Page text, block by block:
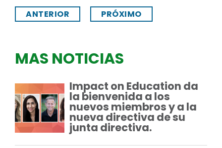
ANTERIOR PRÓXIMO
MAS NOTICIAS
Impact on Education da
la bienvenida a los
nuevos miembros y a la
nueva directiva de su
junta directiva.